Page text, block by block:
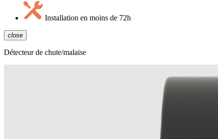
Installation en moins de 72h
close
Détecteur de chute/malaise